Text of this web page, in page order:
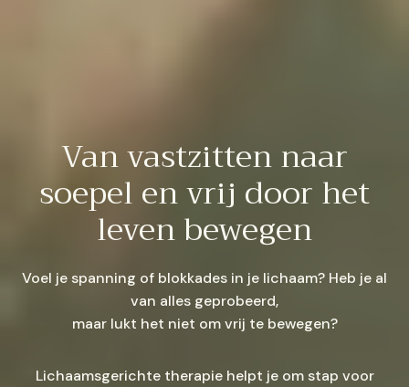
Van vastzitten naar
soepel en vrij door het
leven bewegen
Voel je spanning of blokkades in je lichaam? Heb je al
van alles geprobeerd,
maar lukt het niet om vrij te bewegen?
Lichaamsgerichte therapie helpt je om stap voor